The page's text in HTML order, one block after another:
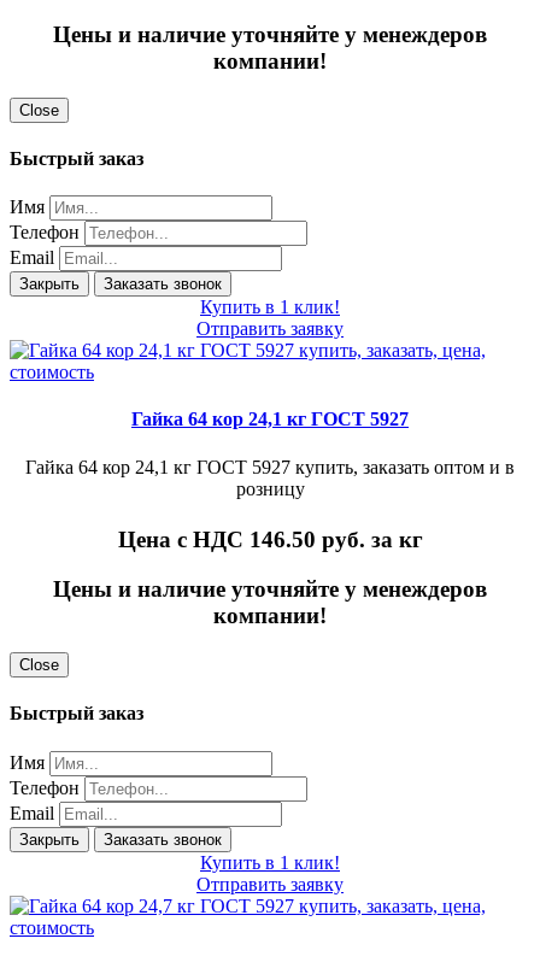
Цены и наличие уточняйте у менеждеров
компании!
Close
Быстрый заказ
Имя
Телефон
Email
Закрыть Заказать звонок
Купить в 1 клик!
Отправить заявку
Гайка 64 кор 24,1 кг ГОСТ 5927
Гайка 64 кор 24,1 кг ГОСТ 5927 купить, заказать оптом и в
розницу
Цена с НДС 146.50 руб. за кг
Цены и наличие уточняйте у менеждеров
компании!
Close
Быстрый заказ
Имя
Телефон
Email
Закрыть Заказать звонок
Купить в 1 клик!
Отправить заявку